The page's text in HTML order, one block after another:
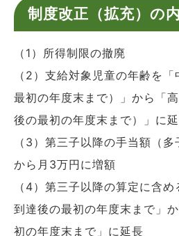
制度改正（拡充）の
（1）所得制限の撤廃
（2）支給対象児童の年齢を
最初の年度末まで）」から「
後の最初の年度末まで）」に
（3）第三子以降の手当額（
から月3万円に増額
（4）第三子以降の算定に含
到達後の最初の年度末まで」
初の年度末まで」に延長